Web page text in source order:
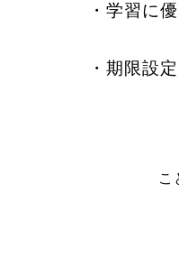
・学習に
・期限設
こ